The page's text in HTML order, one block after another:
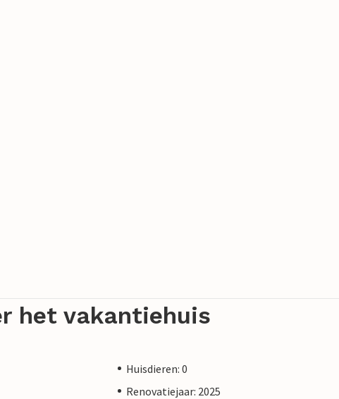
het vakantiehuis
Huisdieren: 0
Renovatiejaar: 2025